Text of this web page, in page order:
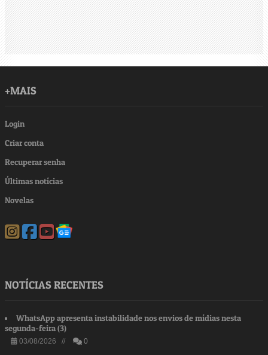
+MAIS
Login
Criar conta
Recuperar senha
Últimas notícias
Novelas
NOTÍCIAS RECENTES
WhatsApp apresenta instabilidade nos envios de mídias nesta
segunda-feira (3)
03/08/2026 // 0